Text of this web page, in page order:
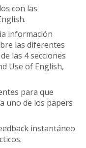
con las
información
las diferentes
las 4 secciones
Use of English,
para que
uno de los papers
instantáneo